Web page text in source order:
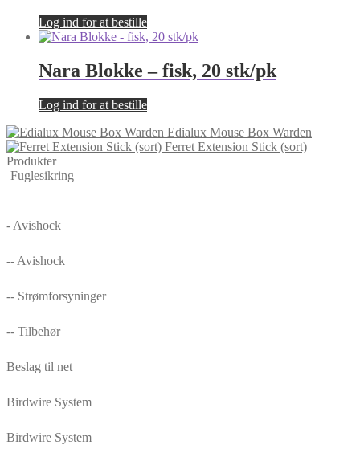
Log ind for at bestille
Nara Blokke – fisk, 20 stk/pk
Log ind for at bestille
Edialux Mouse Box Warden
Ferret Extension Stick (sort)
Produkter
Fuglesikring
- Avishock
-- Avishock
-- Strømforsyninger
-- Tilbehør
Beslag til net
Birdwire System
Birdwire System